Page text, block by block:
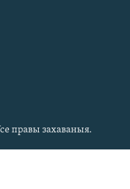
правы захаваныя.